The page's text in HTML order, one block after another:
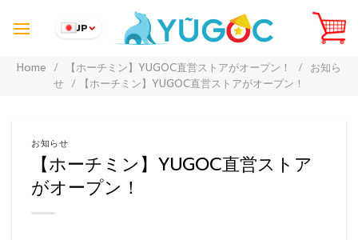
JP
Home / 【ホーチミン】YUGOC直営ストアがオープン！ / お知ら
せ / 【ホーチミン】YUGOC直営ストアがオープン！
お知らせ
【ホーチミン】YUGOC直営ストア
がオープン！